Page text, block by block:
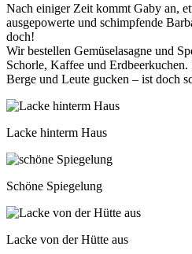
Nach einiger Zeit kommt Gaby an,
ausgepowerte und schimpfende
doch!
Wir bestellen Gemüselasagne und
Schorle, Kaffee und
Berge und Leute gucken – ist doch
Lacke hinterm Haus
Schöne Spiegelung
Lacke von der Hütte aus